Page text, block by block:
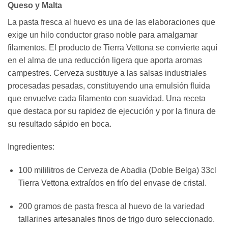
Queso y Malta
La pasta fresca al huevo es una de las elaboraciones que
exige un hilo conductor graso noble para amalgamar
filamentos. El producto de Tierra Vettona se convierte aquí
en el alma de una reducción ligera que aporta aromas
campestres. Cerveza sustituye a las salsas industriales
procesadas pesadas, constituyendo una emulsión fluida
que envuelve cada filamento con suavidad. Una receta
que destaca por su rapidez de ejecución y por la finura de
su resultado sápido en boca.
Ingredientes:
100 mililitros de Cerveza de Abadia (Doble Belga) 33cl
Tierra Vettona extraídos en frío del envase de cristal.
200 gramos de pasta fresca al huevo de la variedad
tallarines artesanales finos de trigo duro seleccionado.